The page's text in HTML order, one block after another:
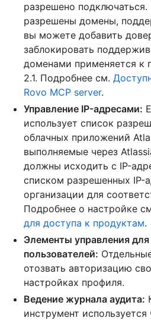
разрешено
разрешены домены,
вы можете добавить
заблокировать
доменами применяется к
2.1. Подробнее см.
Rovo MCP server.
Управление IP-адресами:
использует список
облачных приложений
выполняемые через
должны исходить с IP-
списком разрешенных IP-
организации для
Подробнее о настройке
для доступа к продуктам.
Элементы управления
пользователей:
отозвать авторизацию
настройках профиля.
Ведение журнала аудита:
инструмент используется